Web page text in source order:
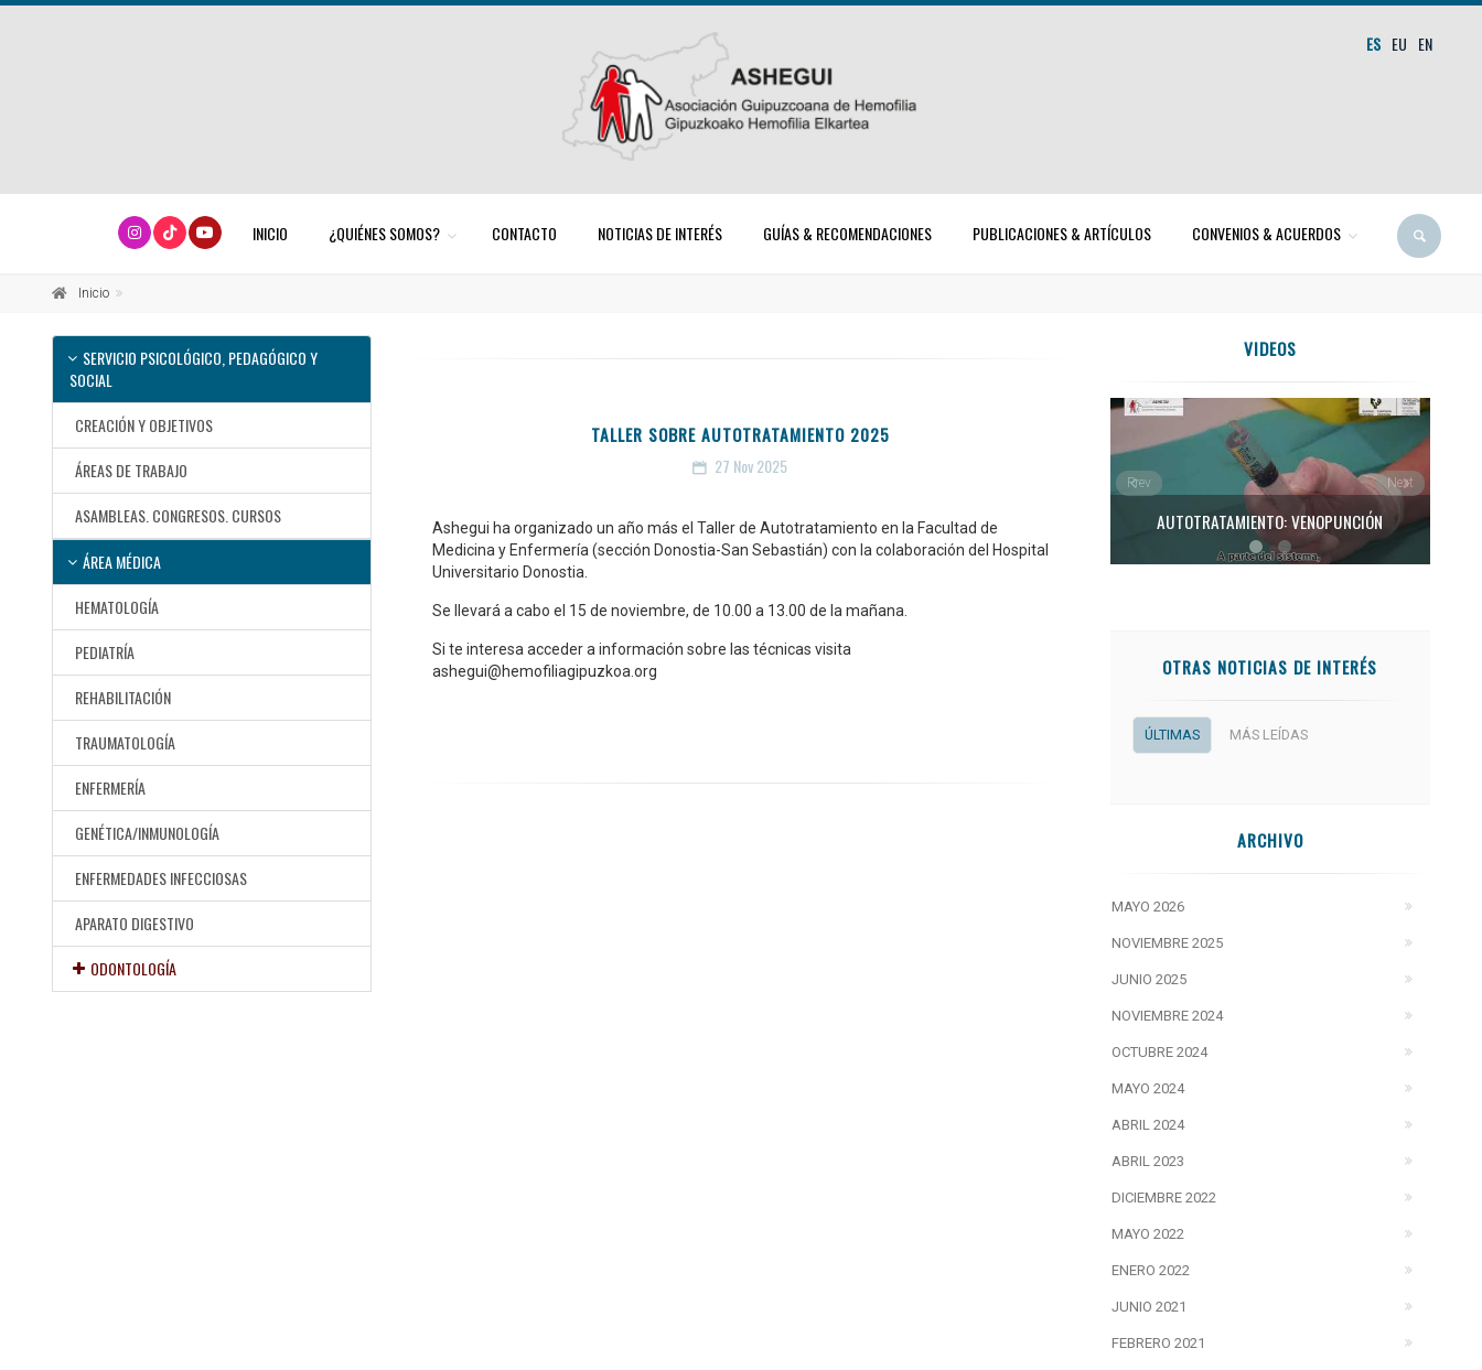
ES EU EN
INICIO ¿QUIÉNES SOMOS? CONTACTO NOTICIAS DE INTERÉS GUÍAS & RECOMENDACIONES PUBLICACIONES & ARTÍCULOS CONVENIOS & ACUERDOS
Inicio
TALLER SOBRE AUTOTRATAMIENTO 2025
27 Nov 2025
Ashegui ha organizado un año más el Taller de Autotratamiento en la Facultad de
Medicina y Enfermería (sección Donostia-San Sebastián) con la colaboración del Hospital
Universitario Donostia.
Se llevará a cabo el 15 de noviembre, de 10.00 a 13.00 de la mañana.
Si te interesa acceder a información sobre las técnicas visita
ashegui@hemofiliagipuzkoa.org
VIDEOS
AUTOTRATAMIENTO: VENOPUNCIÓN
Prev Next
OTRAS NOTICIAS DE INTERÉS
ÚLTIMAS MÁS LEÍDAS
ARCHIVO
MAYO 2026
NOVIEMBRE 2025
JUNIO 2025
NOVIEMBRE 2024
OCTUBRE 2024
MAYO 2024
ABRIL 2024
ABRIL 2023
DICIEMBRE 2022
MAYO 2022
ENERO 2022
JUNIO 2021
FEBRERO 2021
SERVICIO PSICOLÓGICO, PEDAGÓGICO Y
SOCIAL
CREACIÓN Y OBJETIVOS
ÁREAS DE TRABAJO
ASAMBLEAS. CONGRESOS. CURSOS
ÁREA MÉDICA
HEMATOLOGÍA
PEDIATRÍA
REHABILITACIÓN
TRAUMATOLOGÍA
ENFERMERÍA
GENÉTICA/INMUNOLOGÍA
ENFERMEDADES INFECCIOSAS
APARATO DIGESTIVO
ODONTOLOGÍA